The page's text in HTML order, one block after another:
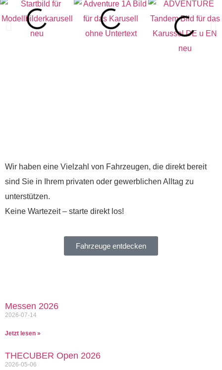
Wir haben eine Vielzahl von Fahrzeugen, die direkt bereit
sind Sie in Ihrem privaten oder gewerblichen Alltag zu
unterstützen.
Keine Wartezeit – starte direkt los!
Fahrzeuge entdecken
Messen 2026
2026-07-14
Jetzt lesen »
THECUBER Open 2026
2026-05-06